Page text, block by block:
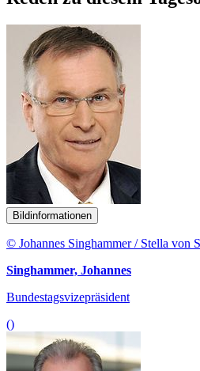
Bildinformationen
© Johannes Singhammer / Stella von
Singhammer, Johannes
Bundestagsvizepräsident
()